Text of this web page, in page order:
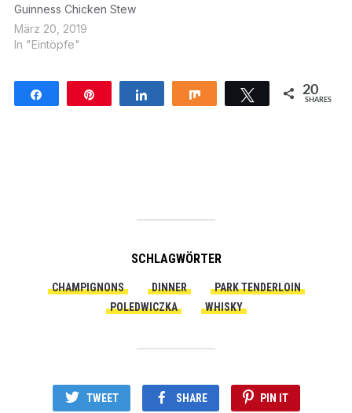
Guinness Chicken Stew
März 20, 2019
In "Eintöpfe"
Twittern20
SHARES
SCHLAGWÖRTER
CHAMPIGNONS DINNER
PARK TENDERLOIN
POLEDWICZKA
WHISKY
TWEET SHARE PIN IT